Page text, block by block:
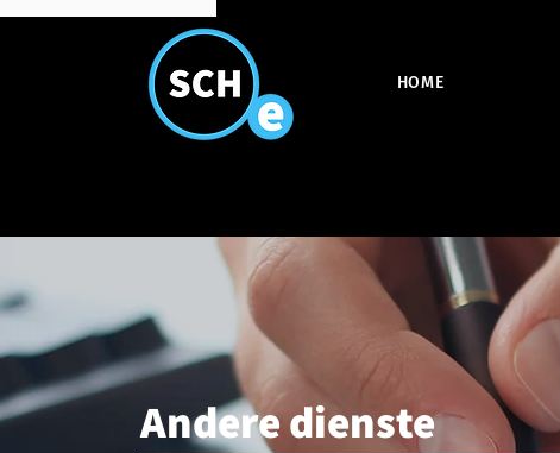
HOME
Andere dienste